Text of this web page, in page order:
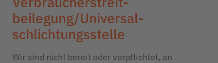
beilegung/Universal­
schlichtungs­stelle
Wir sind nicht bereit oder verpflichtet, an